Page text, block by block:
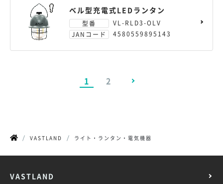
ベル型充電式LEDランタン
型番
VL-RLD3-OLV
JANコード
4580559895143
1 2 >
VASTLAND ライト・ランタン・電気機器
VASTLAND